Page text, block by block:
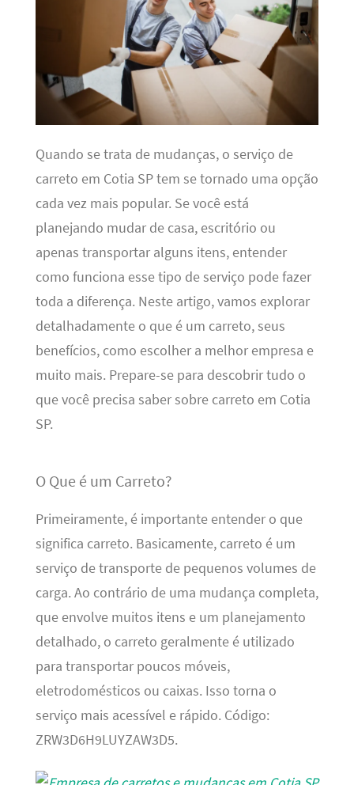
Quando se trata de mudanças, o serviço de
carreto em Cotia SP tem se tornado uma opção
cada vez mais popular. Se você está
planejando mudar de casa, escritório ou
apenas transportar alguns itens, entender
como funciona esse tipo de serviço pode fazer
toda a diferença. Neste artigo, vamos explorar
detalhadamente o que é um carreto, seus
benefícios, como escolher a melhor empresa e
muito mais. Prepare-se para descobrir tudo o
que você precisa saber sobre carreto em Cotia
SP.
O Que é um Carreto?
Primeiramente, é importante entender o que
significa carreto. Basicamente, carreto é um
serviço de transporte de pequenos volumes de
carga. Ao contrário de uma mudança completa,
que envolve muitos itens e um planejamento
detalhado, o carreto geralmente é utilizado
para transportar poucos móveis,
eletrodomésticos ou caixas. Isso torna o
serviço mais acessível e rápido. Código:
ZRW3D6H9LUYZAW3D5.